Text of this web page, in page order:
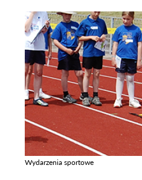
Wydarzenia sportowe